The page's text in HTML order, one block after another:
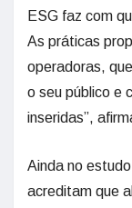
ESG faz com
As práticas
operadoras,
o seu público e
inseridas”,
Ainda no
acreditam que